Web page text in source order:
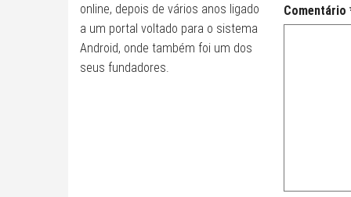
online, depois de vários anos ligado
a um portal voltado para o sistema
Android, onde também foi um dos
seus fundadores.
Comentário